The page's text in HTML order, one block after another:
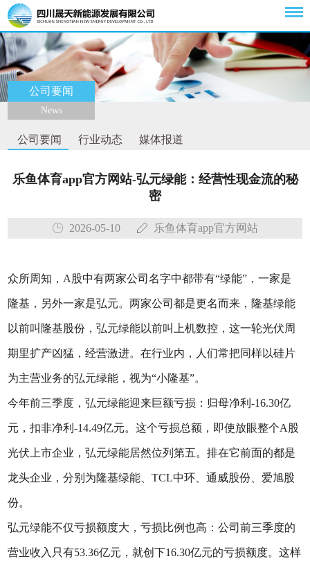
公司要闻
News
公司要闻 行业动态 媒体报道
乐鱼体育app官方网站-弘元绿能：经营性现金流的秘
密
2026-05-10 乐鱼体育app官方网站
众所周知，A股中有两家公司名字中都带有“绿能”，一家是
隆基，另外一家是弘元。两家公司都是更名而来，隆基绿能
以前叫隆基股份，弘元绿能以前叫上机数控，这一轮光伏周
期里扩产凶猛，经营激进。在行业内，人们常把同样以硅片
为主营业务的弘元绿能，视为“小隆基”。
今年前三季度，弘元绿能迎来巨额亏损：归母净利-16.30亿
元，扣非净利-14.49亿元。这个亏损总额，即使放眼整个A股
光伏上市企业，弘元绿能居然位列第五。排在它前面的都是
龙头企业，分别为隆基绿能、TCL中环、通威股份、爱旭股
份。
弘元绿能不仅亏损额度大，亏损比例也高：公司前三季度的
营业收入只有53.36亿元，就创下16.30亿元的亏损额度。这样